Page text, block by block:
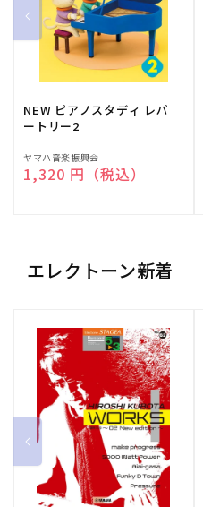
NEW ピアノスタディ レパ
ートリー2
販
売
ヤマハ音楽振興会
通常価格
1,320 円（税込）
エレクトーン新着